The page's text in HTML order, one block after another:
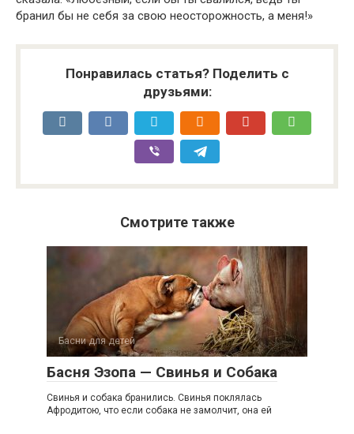
бранил бы не себя за свою неосторожность, а меня!»
Понравилась статья? Поделить с
друзьями:
Смотрите также
Басни для детей
Басня Эзопа — Свинья и Cобака
Свинья и собака бранились. Свинья поклялась
Афродитою, что если собака не замолчит, она ей